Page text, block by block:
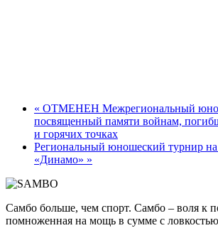
« ОТМЕНЕН Межрегиональный
посвященный памяти войнам,
и горячих точках
Региональный юношеский турнир
«Динамо» »
Самбо больше, чем спорт. Самбо – воля к
помноженная на мощь в сумме с